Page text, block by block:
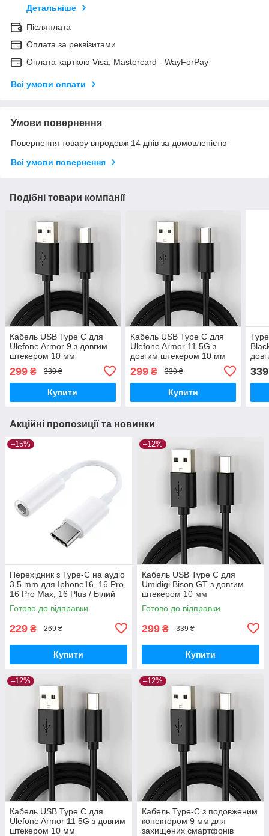
Детальніше
Післяплата
Оплата за реквізитами
Оплата карткою Visa, Mastercard - WayForPay
Всі умови оплати
Умови повернення
Повернення товару впродовж 14 днів за домовленістю
Всі умови повернення
Подібні товари компанії
Кабель USB Type C для
Ulefone Armor 9 з довгим
штекером 10 мм
299 ₴ 339 ₴
Купити
Кабель USB Type C для
Ulefone Armor 11 5G з
довгим штекером 10 мм
299₴ 339 ₴
Купити
339
Акційні пропозиції та новинки
–15%
Перехідник з Type-C на аудіо
3.5 mm для Iphone16, 16 Pro,
16 Pro Max, 16 Plus / Білий
Готово до відправки
229 ₴ 269 ₴
Купити
–12%
Кабель USB Type C для
Umidigi Bison GT з довгим
штекером 10 мм
Готово до відправки
299 ₴ 339 ₴
Купити
–12%
Кабель USB Type C для
Ulefone Armor 11 5G з довгим
штекером 10 мм
–12%
Кабель Type-C з подовженим
конектором 9 мм для
захищених смартфонів